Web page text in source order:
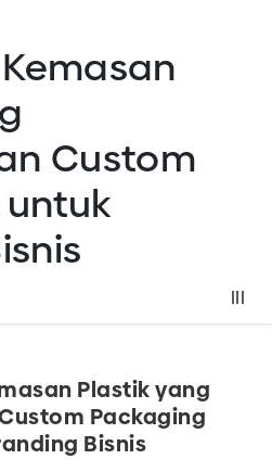
Custom
Plastik yang
Packaging
Bisnis